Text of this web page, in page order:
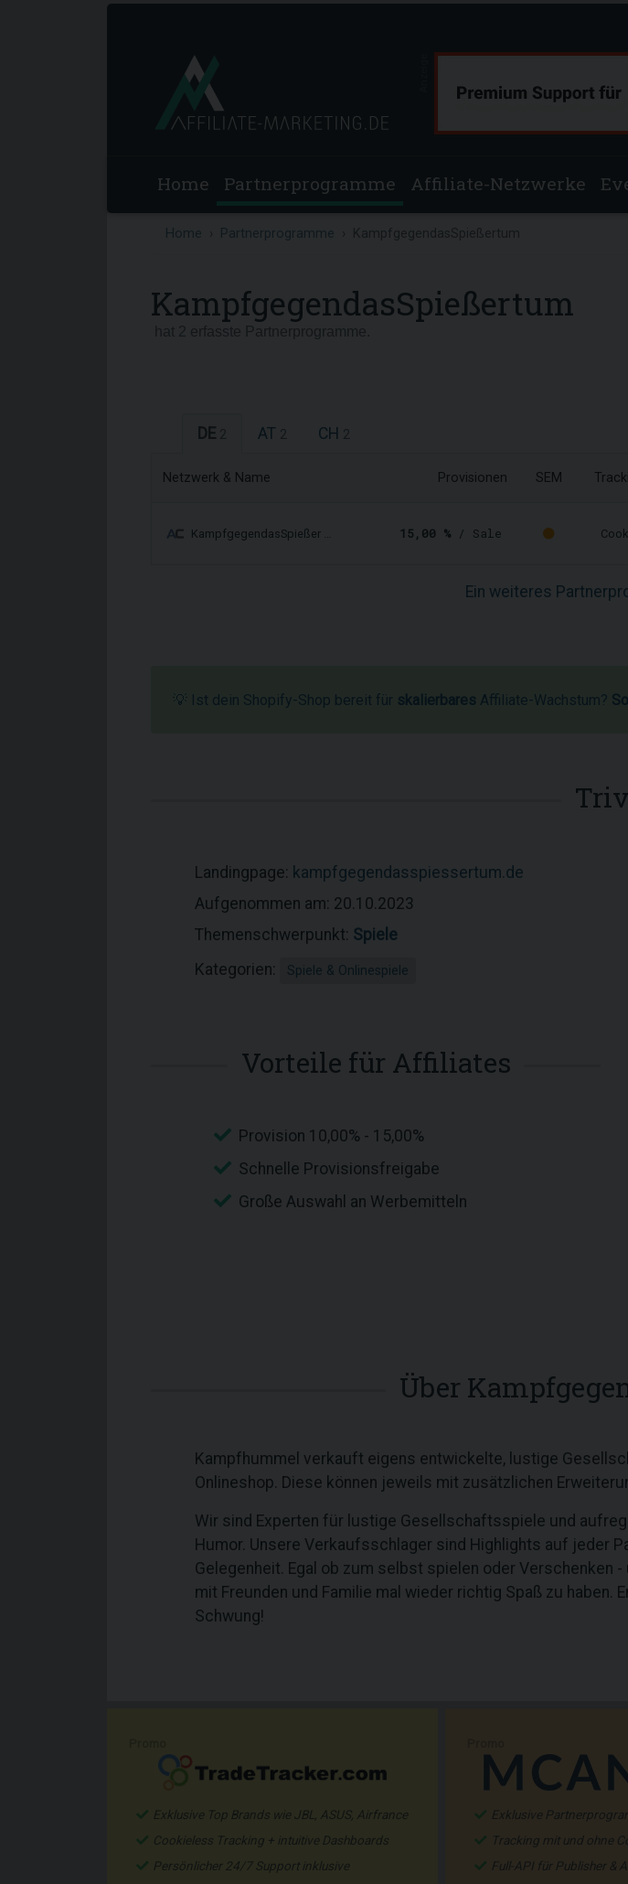
Home Partnerprogramme Affiliate-Netzwerke
Home Partnerprogramme
KampfgegendasSpießertum
DE AT CH
Netzwerk & Name Provisionen SEM
KampfgegendasSpießer … 15,00 % / Sale
Ein weiteres
💡 Ist dein Shopify-Shop bereit für skalierbares Affiliate-Wachstum?
Landingpage: kampfgegendasspiessertum.de
Aufgenommen am: 20.10.2023
Themenschwerpunkt: Spiele
Kategorien:
Spiele & Onlinespiele
Vorteile für Affiliates
Provision 10,00% - 15,00%
Schnelle Provisionsfreigabe
Große Auswahl an Werbemitteln
Über
Kampfhummel verkauft eigens entwickelte, lustige
Onlineshop. Diese können jeweils mit zusätzlichen
Wir sind Experten für lustige Gesellschaftsspiele und
Humor. Unsere Verkaufsschlager sind Highlights auf jeder
Gelegenheit. Egal ob zum selbst spielen oder
mit Freunden und Familie mal wieder richtig Spaß zu haben.
Schwung!
Exklusive Top Brands wie JBL, ASUS, Airfrance
Cookieless Tracking + intuitive Dashboards
Persönlicher 24/7 Support inklusive
Exklusive
Tracking mit und ohne
Full-API für Publisher &